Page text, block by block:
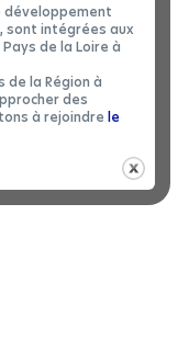
développement
sont intégrées aux
de la Loire à
de la Région à
des
à rejoindre le